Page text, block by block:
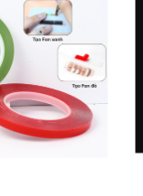
lấy, dễ sử dụng.